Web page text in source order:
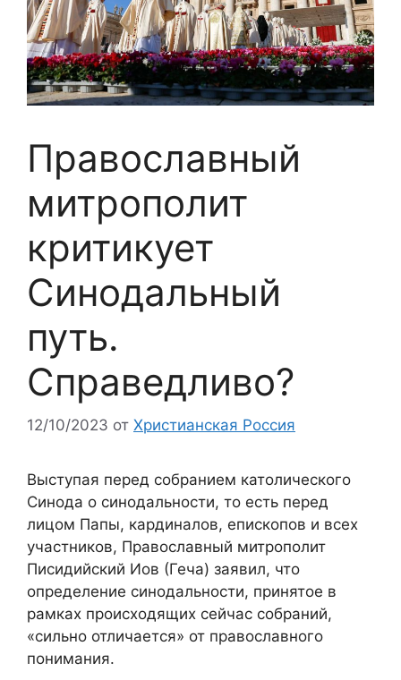
Православный
митрополит
критикует
Синодальный
путь.
Справедливо?
12/10/2023 от Христианская Россия
Выступая перед собранием католического
Синода о синодальности, то есть перед
лицом Папы, кардиналов, епископов и всех
участников, Православный митрополит
Писидийский Иов (Геча) заявил, что
определение синодальности, принятое в
рамках происходящих сейчас собраний,
«сильно отличается» от православного
понимания.